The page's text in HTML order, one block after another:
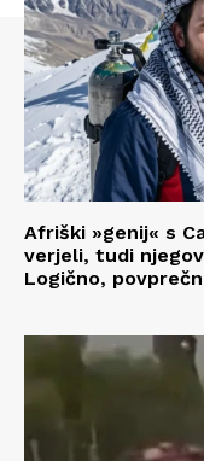
Afriški »genij« s
verjeli, tudi
Logično,